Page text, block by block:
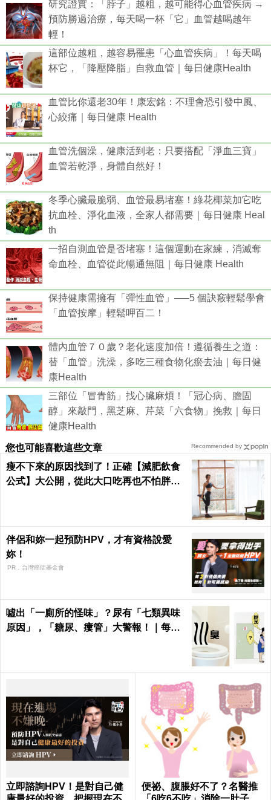
研究證實：「脖子」越粗，越可能得心血管疾病 →
預防勝過治療，每天喝一杯「它」血管越喝越年
輕！
這部位越粗，越容易罹患「心血管疾病」！每天喝
杯它，「降壓降脂」自救血管｜每日健康Health
血管比你還老30年！康宏銘：不理會恐引發中風、
心絞痛｜每日健康 Health
血管洗個澡，健康活到老：只要搭配「淨血三寶」
血管若乾淨，身體自然好！
冬季心臟最脆弱、血管最易堵塞！綠花椰菜加它吃
抗血栓、淨化血液，全家人都需要｜每日健康 Heal
th
一招自測血管是否堵塞！這個運動在家練，消滅奪
命血栓、血管從此暢通無阻｜每日健康 Health
保持健康需擁有「彈性血管」—–5 個訣竅輕鬆學會
「血管按摩」輕鬆呷百二！
體內血管７０歲？老化速度加倍！遵循養生之道：
替「血管」洗澡，多吃三種食物化瘀去油｜每日健
康Health
三部位「冒青筋」找心臟麻煩！「冠心病、膽固
醇」來敲門，黑芝麻、芹菜「六食物」挽救｜每日
健康Health
您也可能喜歡這些文章
瘦不下來的原因找到了！正確【減肥飲食
公式】大公開，從此大口吃再也不怕胖！
伴侶和妳一起預防HPV，才有資格說愛
妳！
PR．台灣癌症基金會
噓出「一廁所的怪味」？尿有「七類異味
原因」，「糖尿、瘻管」大警報！｜每日
立即諮詢HPV！是對自己健
便祕、腹脹好不了？名醫推
Recommended by